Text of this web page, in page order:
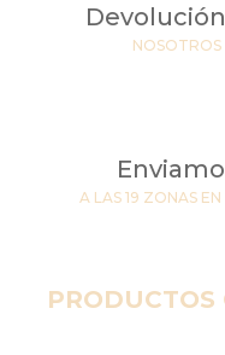
A LAS 19 ZONAS